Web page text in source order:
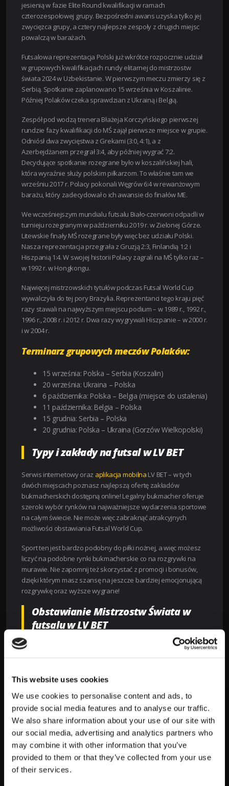
This website uses cookies
We use cookies to personalise content and ads, to
provide social media features and to analyse our traffic.
We also share information about your use of our site with
our social media, advertising and analytics partners who
may combine it with other information that you’ve
provided to them or that they’ve collected from your use
of their services.
jesienią w fazie Elite Round kwalifikacji w ramach
czterozespołowej grupy. Bezpośredni awans uzyska tylko jej
zwycięzca grupy, a cztery najlepsze zespoły z drugich miejsc
powalczą w barażach.
Futsalowa reprezentacja Polski już wkrótce rozpocznie udział
w grupowych kwalifikacjach rundy elitarnej do mistrzostw
świata 2024 w Uzbekistanie. W pierwszym meczu zmierzy się z
Serbią. Spotkanie zaplanowano 15 września w Koszalinie.
Później Polaków czeka sprawdzian z Ukrainą i Belgią.
Zespół pod wodzą trenera Błażeja Korczyńskiego pierwszej
rundzie fazy kwalifikacji do MŚ zajął pierwsze miejsce w grupie.
Odniósł dwa zwycięstwa z Grekami (3:0, 4:1), a z
Azerbejdżanem przegrał 3:4, aby później wygrać 7:2.
Decydujące spotkanie rozegrane było w koszalińskiej hali,
która wyraźnie służy polskim piłkarzom. To właśnie tam we
wrześniu 2017 r. Polacy pokonali Węgrów 6:4 w rewanżowym
barażu, który zadecydował o ich awansie do finałów ME.
We wcześniejszym mundialu futsalu Biało-czerwoni odpadli w
turnieju rozegranym w październiku 2019 r. w Zielonej Górze.
Litewskie finały MŚ rozegrane były więc bez udziału Polski.
Nasza reprezentacja przegrała z Gruzją 2:3, Finlandią 1:2 i
Hiszpanią 1:4. W swojej historii Polacy zagrali na MŚ tylko raz –
w 1992 r. w Hongkongu.
Najwięcej mistrzowskich tytułów podczas Futsal World Cup
wywalczyła do tej pory Brazylia. Reprezentanci tego kraju pięć
razy stawali na najwyższym miejscu podium – w 1989 r., 1992 r.,
1996 r., 2008 r. i 2012 r. Dwa razy wygrywali Hiszpanie – w 2000 r.
i w 2004 r.
Terminarz grupowych meczów Polaków:
15 września: Polska – Serbia (Koszalin)
20 września: Ukraina – Polska
6 października: Polska – Belgia (miejsce do ustalenia)
11 października: Belgia – Polska
15 grudnia: Serbia – Polska
20 grudnia: Polska – Ukraina (Gorzów Wielkopolski)
Typy i zakłady na futsal w LV BET
Serwis internetowy oraz aplikacja mobilna LV BET – w tych
dwóch miejscach poznasz najlepszą ofertę zakładów
bukmacherskich dostępną online! Legalny bukmacher oferuje
szeroki wybór rynków na najważniejsze wydarzenia sportowe
na całym świecie. Nie może więc zabraknąć atrakcyjnych
możliwości obstawiania Futsal World Cup.
Sport ten jest bardzo podobny do piłki nożnej, a więc możesz
liczyć na podobne rynki bukmacherskie co na rozgrywki na
murawie. Nie zapomnij też skorzystać z promocji i bonusów,
dzięki którym masz szansę na jeszcze bardziej emocjonującą
rozgrywkę oraz wyższe wygrane!
Obstawianie Mistrzostw Świata w
futsalu w LV BET
Aby postawić pewne typy na futsal, w tym na kwalifikacje,
halowa jest szybka, liczy się w niej dobry drybling. Nieobecność
osiągnięty wynik. Podczas rozgrywek ważna jest też grupa, do
której trafi dana drużyna. Mocni rywale to wielkie wyzwanie.
Wyniki poszczególnych spotkań przekładają się na szansę na
awans. Sprawdzaj na bieżąco tabele, porównuj szanse.
Analiza bukmacherska to podstawa w pewnych typowaniu w
zakładach bukmacherskich. Obstawiaj futsal w LV BET i
wygrywaj!